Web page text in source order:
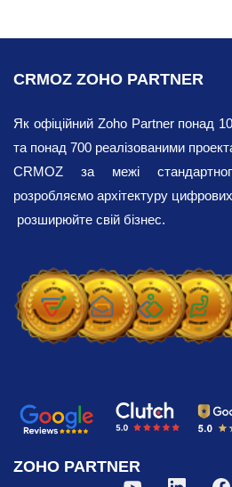
CRMOZ ZOHO PARTNER
Як офіційний Zoho Partner понад
та понад 700 реалізованими
CRMOZ за межі
розробляємо архітектуру
розширюйте свій бізнес.
ZOHO PARTNER